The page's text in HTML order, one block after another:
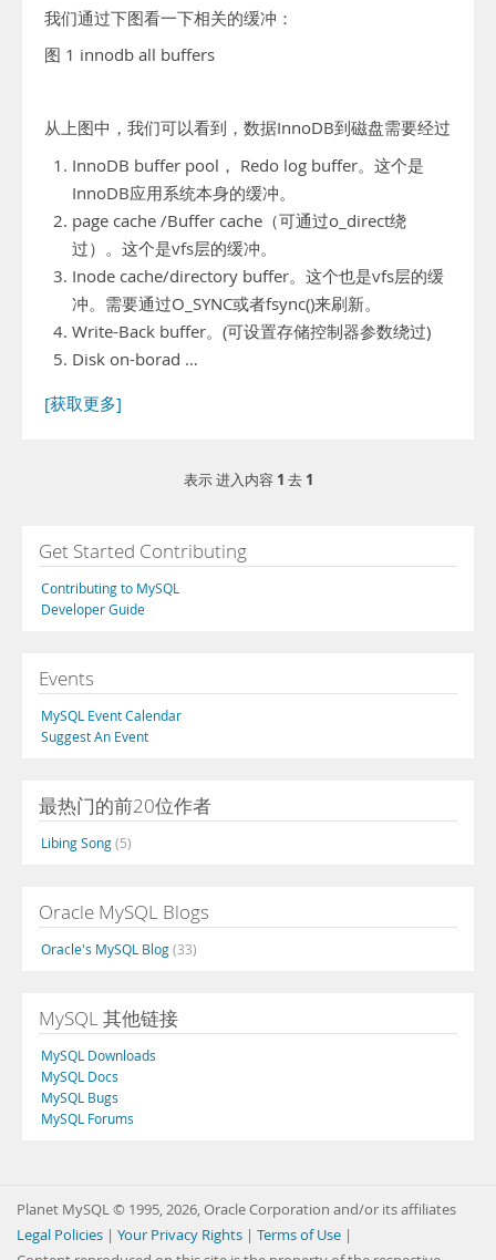
我们通过下图看一下相关的缓冲：
图 1 innodb all buffers
从上图中，我们可以看到，数据InnoDB到磁盘需要经过
InnoDB buffer pool， Redo log buffer。这个是
InnoDB应用系统本身的缓冲。
page cache /Buffer cache（可通过o_direct绕
过）。这个是vfs层的缓冲。
Inode cache/directory buffer。这个也是vfs层的缓
冲。需要通过O_SYNC或者fsync()来刷新。
Write-Back buffer。(可设置存储控制器参数绕过)
Disk on-borad …
[获取更多]
表示 进入内容 1 去 1
Get Started Contributing
Contributing to MySQL
Developer Guide
Events
MySQL Event Calendar
Suggest An Event
最热门的前20位作者
Libing Song(5)
Oracle MySQL Blogs
Oracle's MySQL Blog(33)
MySQL 其他链接
MySQL Downloads
MySQL Docs
MySQL Bugs
MySQL Forums
Planet MySQL © 1995, 2026, Oracle Corporation and/or its affiliates
Legal Policies | Your Privacy Rights | Terms of Use |